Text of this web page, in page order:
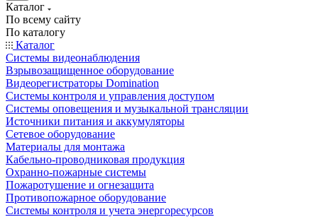
Каталог
По всему сайту
По каталогу
Каталог
Системы видеонаблюдения
Взрывозащищенное оборудование
Видеорегистраторы Domination
Системы контроля и управления доступом
Системы оповещения и музыкальной трансляции
Источники питания и аккумуляторы
Сетевое оборудование
Материалы для монтажа
Кабельно-проводниковая продукция
Охранно-пожарные системы
Пожаротушение и огнезащита
Противопожарное оборудование
Системы контроля и учета энергоресурсов